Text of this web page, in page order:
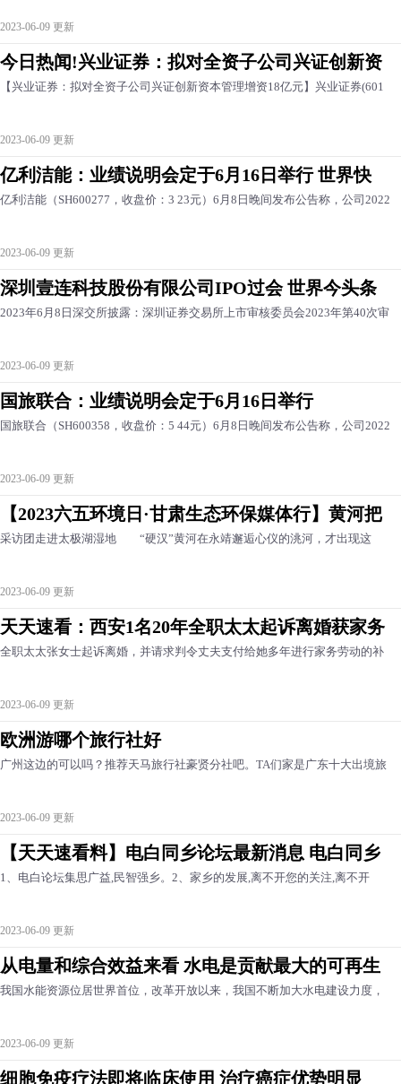
2023-06-09 更新
今日热闻!兴业证券：拟对全资子公司兴证创新资
【兴业证券：拟对全资子公司兴证创新资本管理增资18亿元】兴业证券(601
2023-06-09 更新
亿利洁能：业绩说明会定于6月16日举行 世界快
亿利洁能（SH600277，收盘价：3 23元）6月8日晚间发布公告称，公司2022
2023-06-09 更新
深圳壹连科技股份有限公司IPO过会 世界今头条
2023年6月8日深交所披露：深圳证券交易所上市审核委员会2023年第40次审
2023-06-09 更新
国旅联合：业绩说明会定于6月16日举行
国旅联合（SH600358，收盘价：5 44元）6月8日晚间发布公告称，公司2022
2023-06-09 更新
【2023六五环境日·甘肃生态环保媒体行】黄河把
采访团走进太极湖湿地 “硬汉”黄河在永靖邂逅心仪的洮河，才出现这
2023-06-09 更新
天天速看：西安1名20年全职太太起诉离婚获家务
全职太太张女士起诉离婚，并请求判令丈夫支付给她多年进行家务劳动的补
2023-06-09 更新
欧洲游哪个旅行社好
广州这边的可以吗？推荐天马旅行社豪贤分社吧。TA们家是广东十大出境旅
2023-06-09 更新
【天天速看料】电白同乡论坛最新消息 电白同乡
1、电白论坛集思广益,民智强乡。2、家乡的发展,离不开您的关注,离不开
2023-06-09 更新
从电量和综合效益来看 水电是贡献最大的可再生
我国水能资源位居世界首位，改革开放以来，我国不断加大水电建设力度，
2023-06-09 更新
细胞免疫疗法即将临床使用 治疗癌症优势明显